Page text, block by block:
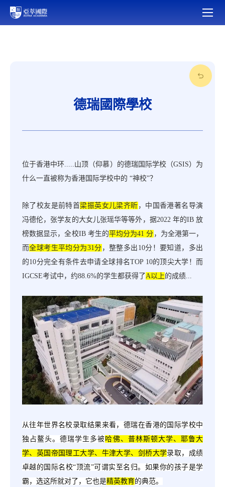
德瑞國際學校
位于香港中环 .....山顶（仰慕）的德瑞国际学校（GSIS）为
什么一直被称为香港国际学校中的 “神校”？
除了校友是前特首梁振英女儿梁齐昕 ，中国香港著名导演
冯德伦，张学友的大女儿张瑶华等等外，据2022 年的IB 放
榜数据显示，全校IB 考生的平均分为41 分 ，为全港第一，
而全球考生平均分为31分 ，整整多出 10分！要知道，多出
的10分完全有条件去申请全球排名TOP 10的顶尖大学！而
IGCSE考试中，约88.6%的学生都获得了A以上的成绩...
从往年世界名校录取结果来看，德瑞在香港的国际学校中
独占鳌头。德瑞学生多被 哈佛、普林斯顿大学、耶鲁大
学、英国帝国理工大学、牛津大学、剑桥大学录取，成绩
卓越的国际名校“顶流”可谓实至名归。如果你的孩子是学
霸，选这所就对了，它也是精英教育的典范。